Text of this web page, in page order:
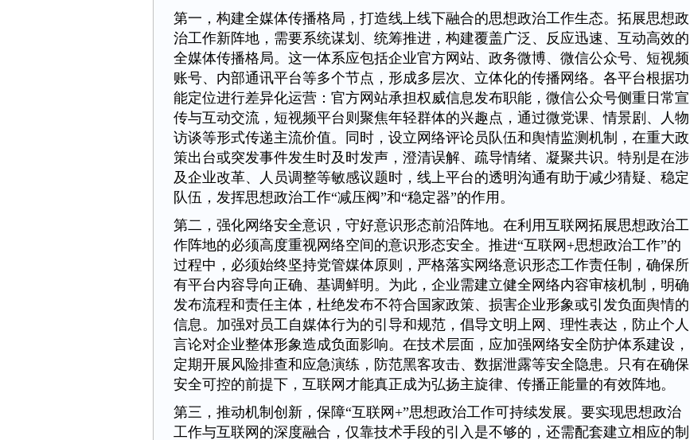
第一，构建全媒体传播格局，打造线上线下融合的思想政治工作生态。拓展思想政
治工作新阵地，需要系统谋划、统筹推进，构建覆盖广泛、反应迅速、互动高效的
全媒体传播格局。这一体系应包括企业官方网站、政务微博、微信公众号、短视频
账号、内部通讯平台等多个节点，形成多层次、立体化的传播网络。各平台根据功
能定位进行差异化运营：官方网站承担权威信息发布职能，微信公众号侧重日常宣
传与互动交流，短视频平台则聚焦年轻群体的兴趣点，通过微党课、情景剧、人物
访谈等形式传递主流价值。同时，设立网络评论员队伍和舆情监测机制，在重大政
策出台或突发事件发生时及时发声，澄清误解、疏导情绪、凝聚共识。特别是在涉
及企业改革、人员调整等敏感议题时，线上平台的透明沟通有助于减少猜疑、稳定
队伍，发挥思想政治工作“减压阀”和“稳定器”的作用。
第二，强化网络安全意识，守好意识形态前沿阵地。在利用互联网拓展思想政治工
作阵地的必须高度重视网络空间的意识形态安全。推进“互联网+思想政治工作”的
过程中，必须始终坚持党管媒体原则，严格落实网络意识形态工作责任制，确保所
有平台内容导向正确、基调鲜明。为此，企业需建立健全网络内容审核机制，明确
发布流程和责任主体，杜绝发布不符合国家政策、损害企业形象或引发负面舆情的
信息。加强对员工自媒体行为的引导和规范，倡导文明上网、理性表达，防止个人
言论对企业整体形象造成负面影响。在技术层面，应加强网络安全防护体系建设，
定期开展风险排查和应急演练，防范黑客攻击、数据泄露等安全隐患。只有在确保
安全可控的前提下，互联网才能真正成为弘扬主旋律、传播正能量的有效阵地。
第三，推动机制创新，保障“互联网+”思想政治工作可持续发展。要实现思想政治
工作与互联网的深度融合，仅靠技术手段的引入是不够的，还需配套建立相应的制